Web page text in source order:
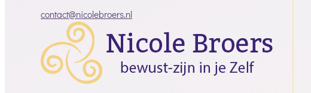
contact@nicolebroers.nl